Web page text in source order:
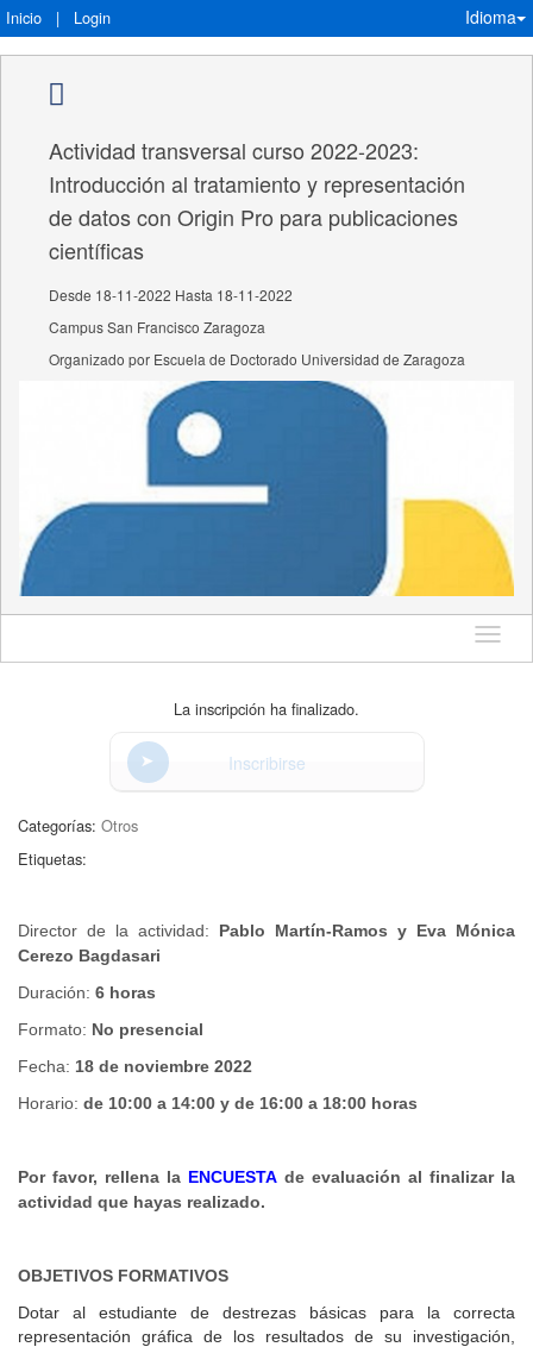
Inicio | Login Idioma
Actividad transversal curso 2022-2023:
Introducción al tratamiento y representación
de datos con Origin Pro para publicaciones
científicas
Desde 18-11-2022 Hasta 18-11-2022
Campus San Francisco Zaragoza
Organizado por Escuela de Doctorado Universidad de Zaragoza
Idioma
La inscripción ha finalizado.
Inscribirse
Categorías: Otros
Etiquetas:
Director de la actividad: Pablo Martín-Ramos y Eva Mónica
Cerezo Bagdasari
Duración: 6 horas
Formato: No presencial
Fecha: 18 de noviembre 2022
Horario: de 10:00 a 14:00 y de 16:00 a 18:00 horas
Por favor, rellena la ENCUESTAde evaluación al finalizar la
actividad que hayas realizado.
OBJETIVOS FORMATIVOS
Dotar al estudiante de destrezas básicas para la correcta
representación gráfica de los resultados de su investigación,